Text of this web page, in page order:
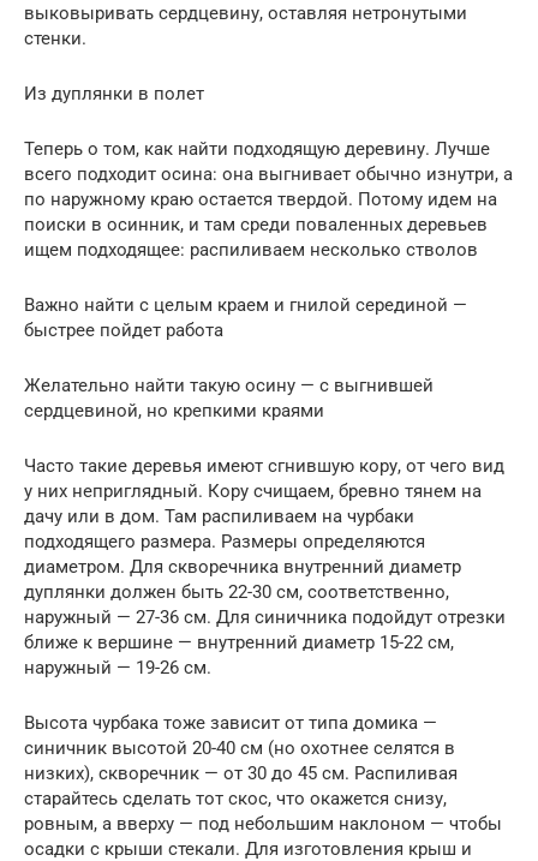
выковыривать сердцевину, оставляя нетронутыми
стенки.
Из дуплянки в полет
Теперь о том, как найти подходящую деревину. Лучше
всего подходит осина: она выгнивает обычно изнутри, а
по наружному краю остается твердой. Потому идем на
поиски в осинник, и там среди поваленных деревьев
ищем подходящее: распиливаем несколько стволов
Важно найти с целым краем и гнилой серединой —
быстрее пойдет работа
Желательно найти такую осину — с выгнившей
сердцевиной, но крепкими краями
Часто такие деревья имеют сгнившую кору, от чего вид
у них неприглядный. Кору счищаем, бревно тянем на
дачу или в дом. Там распиливаем на чурбаки
подходящего размера. Размеры определяются
диаметром. Для скворечника внутренний диаметр
дуплянки должен быть 22-30 см, соответственно,
наружный — 27-36 см. Для синичника подойдут отрезки
ближе к вершине — внутренний диаметр 15-22 см,
наружный — 19-26 см.
Высота чурбака тоже зависит от типа домика —
синичник высотой 20-40 см (но охотнее селятся в
низких), скворечник — от 30 до 45 см. Распиливая
старайтесь сделать тот скос, что окажется снизу,
ровным, а вверху — под небольшим наклоном — чтобы
осадки с крыши стекали. Для изготовления крыш и